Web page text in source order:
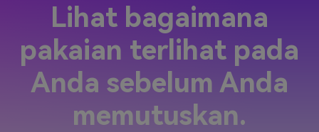
Lihat bagaimana
pakaian terlihat pada
Anda sebelum Anda
memutuskan.